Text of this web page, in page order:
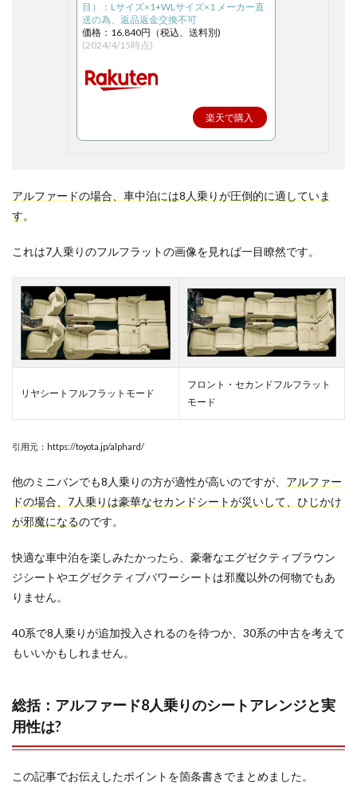
目）：Lサイズ×1+WLサイズ×1 メーカー直
送の為、返品返金交換不可
価格：16,840円（税込、送料別)
(2024/4/15時点)
楽天で購入
アルファードの場合、車中泊には8人乗りが圧倒的に適していま
す。
これは7人乗りのフルフラットの画像を見れば一目瞭然です。
リヤシートフルフラットモード
フロント・セカンドフルフラット
モード
引用元：https://toyota.jp/alphard/
他のミニバンでも8人乗りの方が適性が高いのですが、 アルファー
ドの場合、7人乗りは豪華なセカンドシートが災いして、ひじかけ
が邪魔になるのです。
快適な車中泊を楽しみたかったら、豪奢なエグゼクティブラウン
ジシートやエグゼクティブパワーシートは邪魔以外の何物でもあ
りません。
40系で8人乗りが追加投入されるのを待つか、30系の中古を考えて
もいいかもしれません。
総括：アルファード8人乗りのシートアレンジと実
用性は?
この記事でお伝えしたポイントを箇条書きでまとめました。